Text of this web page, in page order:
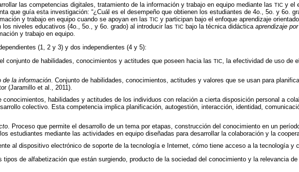
las competencias digitales, tratamiento de la información y trabajo en equipo mediante las TIC y el
que guía esta investigación: “¿Cuál es el desempeño que obtienen los estudiantes de 4o., 5o. y 6o.
y trabajo en equipo cuando se apoyan en las TIC y participan bajo el enfoque aprendizaje
niveles educativos (4o., 5o., y 6o. grado) al introducir las TIC bajo la técnica didáctica aprendizaje
y trabajo en equipo.
(1, 2 y 3) y dos independientes (4 y 5):
conjunto de habilidades, conocimientos y actitudes que poseen hacia las TIC, la efectividad de uso de
de la información. Conjunto de habilidades, conocimientos, actitudes y valores que se usan para
(Jaramillo et al., 2011).
conocimientos, habilidades y actitudes de los individuos con relación a cierta disposición personal a
colectivo. Esta competencia implica planificación, autogestión, interacción, identidad,
. Proceso que permite el desarrollo de un tema por etapas, construcción del conocimiento en un
estudiantes mediante las actividades en equipo diseñadas para desarrollar la colaboración y la
al dispositivo electrónico de soporte de la tecnología e Internet, cómo tiene acceso a la tecnología y
tipos de alfabetización que están surgiendo, producto de la sociedad del conocimiento y la relevancia